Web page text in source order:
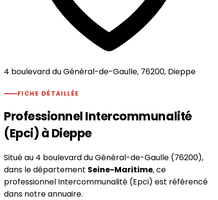
4 boulevard du Général-de-Gaulle, 76200, Dieppe
FICHE DÉTAILLÉE
Professionnel Intercommunalité
(Epci) à Dieppe
Situé au 4 boulevard du Général-de-Gaulle (76200),
dans le département Seine-Maritime, ce
professionnel Intercommunalité (Epci) est référencé
dans notre annuaire.